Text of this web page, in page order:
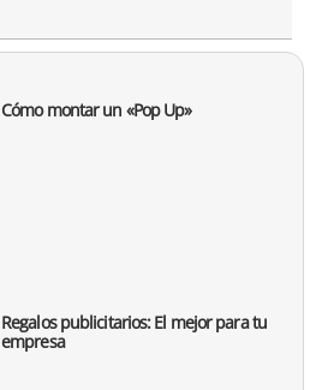
Cómo montar un «Pop Up»
Regalos publicitarios: El mejor para tu
empresa